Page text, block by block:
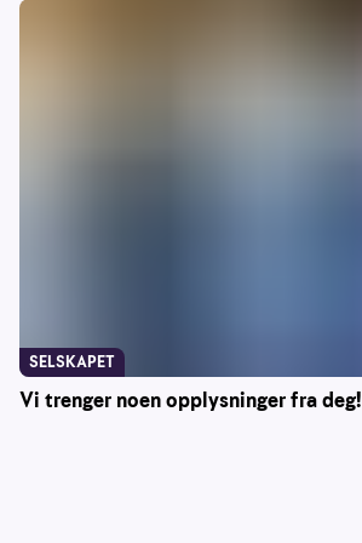
Vi trenger noen opplysninger fra deg!
SELSKAPET